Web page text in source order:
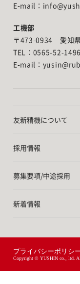
E-mail：
工機部
〒473-0934 愛知
TEL：0565-52-
E-mail：
友新精機について
採用情報
募集要項/中途採用
新着情報
プライバシーポリシ
Copyright © YUSHIN co., ltd.